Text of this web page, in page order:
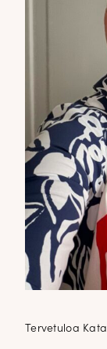
Tervetuloa